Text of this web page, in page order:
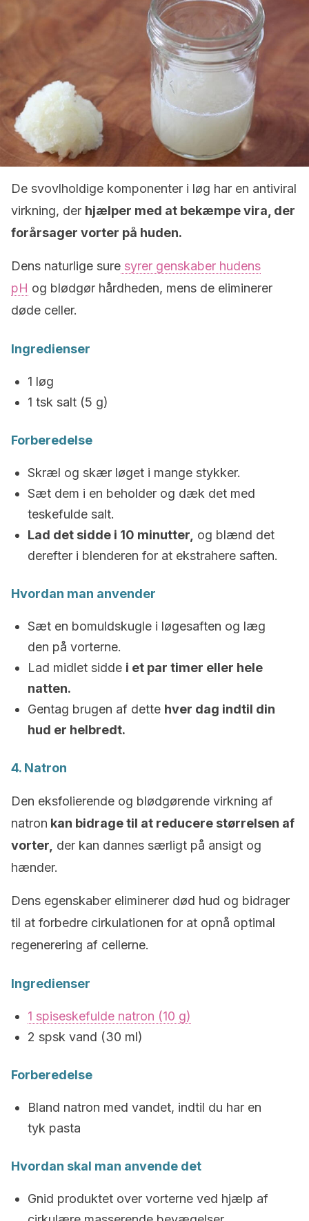
De svovlholdige komponenter i løg har en antiviral
virkning, der hjælper med at bekæmpe vira, der
forårsager vorter på huden.
Dens naturlige sure syrer genskaber hudens
pH og blødgør hårdheden, mens de eliminerer
døde celler.
Ingredienser
1 løg
1 tsk salt (5 g)
Forberedelse
Skræl og skær løget i mange stykker.
Sæt dem i en beholder og dæk det med
teskefulde salt.
Lad det sidde i 10 minutter, og blænd det
derefter i blenderen for at ekstrahere saften.
Hvordan man anvender
Sæt en bomuldskugle i løgesaften og læg
den på vorterne.
Lad midlet sidde i et par timer eller hele
natten.
Gentag brugen af dette hver dag indtil din
hud er helbredt.
4. Natron
Den eksfolierende og blødgørende virkning af
natron kan bidrage til at reducere størrelsen af
vorter, der kan dannes særligt på ansigt og
hænder.
Dens egenskaber eliminerer død hud og bidrager
til at forbedre cirkulationen for at opnå optimal
regenerering af cellerne.
Ingredienser
1 spiseskefulde natron (10 g)
2 spsk vand (30 ml)
Forberedelse
Bland natron med vandet, indtil du har en
tyk pasta
Hvordan skal man anvende det
Gnid produktet over vorterne ved hjælp af